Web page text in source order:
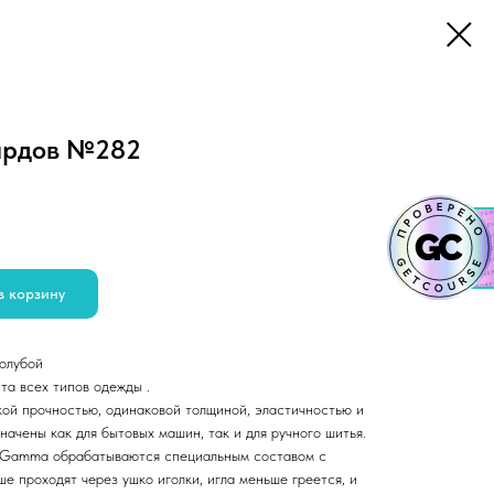
№282
корзину
всех типов одежды .
прочностью, одинаковой толщиной, эластичностью и
как для бытовых машин, так и для ручного шитья.
обрабатываются специальным составом с
проходят через ушко иголки, игла меньше греется, и